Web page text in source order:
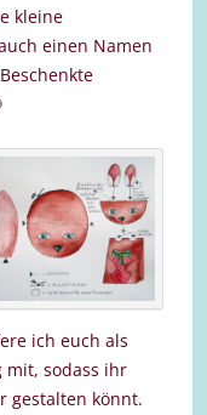
kleine
einen Namen
ich euch als
mit, sodass ihr
gestalten könnt.